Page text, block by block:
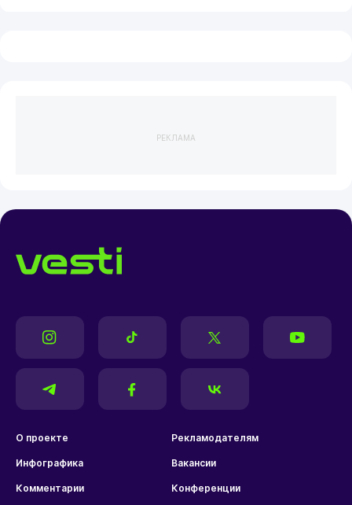
РЕКЛАМА
О проекте Рекламодателям
Инфографика Вакансии
Комментарии Конференции